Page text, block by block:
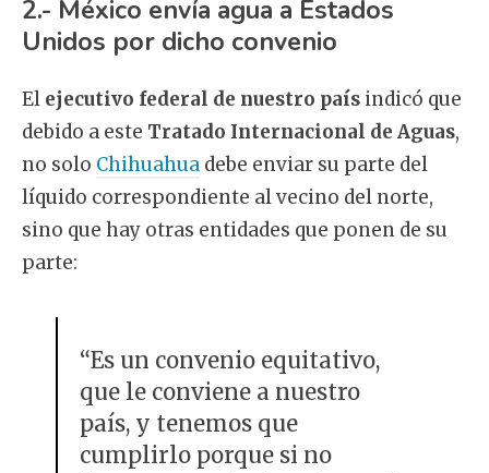
2.- México envía agua a Estados
Unidos por dicho convenio
El ejecutivo federal de nuestro país indicó que
debido a este Tratado Internacional de Aguas,
no solo Chihuahua debe enviar su parte del
líquido correspondiente al vecino del norte,
sino que hay otras entidades que ponen de su
parte:
“Es un convenio equitativo,
que le conviene a nuestro
país, y tenemos que
cumplirlo porque si no